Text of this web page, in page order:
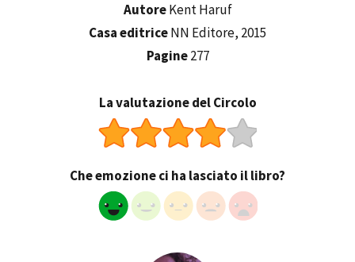
AutoreKent Haruf
Casa editriceNN Editore, 2015
Pagine277
La valutazione del Circolo
Che emozione ci ha lasciato il libro?